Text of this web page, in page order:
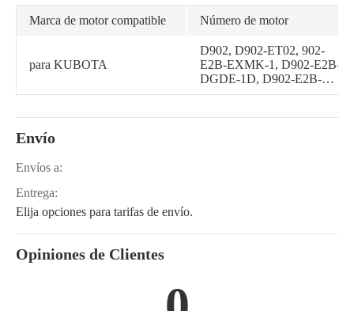
Marca de motor compatible Número de motor
para KUBOTA
D902, D902-ET02, 902-
E2B-EXMK-1, D902-E2B-
DGDE-1D, D902-E2B-
MRG-1, D902-E2B-SCG-1,
E2B-WDDE-2, D902-E2B-
Envío
Envíos a:
Entrega:
Elija opciones para tarifas de envío.
Opiniones de Clientes